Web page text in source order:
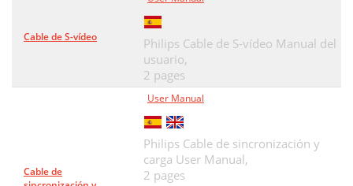
Cable de S-vídeo
Philips Cable de S-vídeo Manual del
usuario,
2 pages
Cable de
User Manual
Philips Cable de sincronización y
carga User Manual,
2 pages